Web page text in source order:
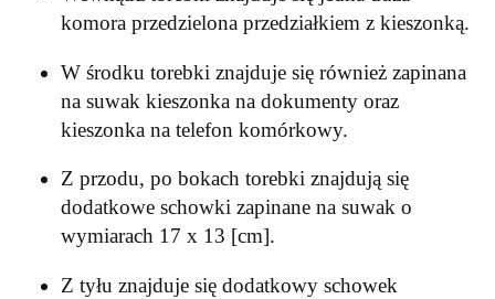
komora przedzielona przedziałkiem z kieszonką.
W środku torebki znajduje się również zapinana
na suwak kieszonka na dokumenty oraz
kieszonka na telefon komórkowy.
Z przodu, po bokach torebki znajdują się
dodatkowe schowki zapinane na suwak o
wymiarach 17 x 13 [cm].
Z tyłu znajduje się dodatkowy schowek